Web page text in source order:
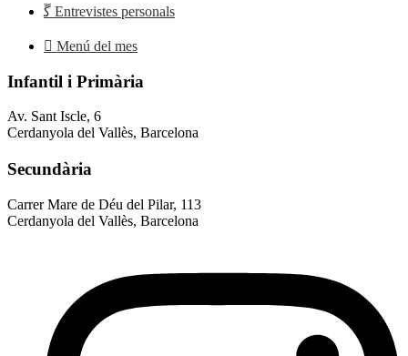
Entrevistes personals
Menú del mes
Infantil i Primària
Av. Sant Iscle, 6
Cerdanyola del Vallès, Barcelona
Secundària
Carrer Mare de Déu del Pilar, 113
Cerdanyola del Vallès, Barcelona